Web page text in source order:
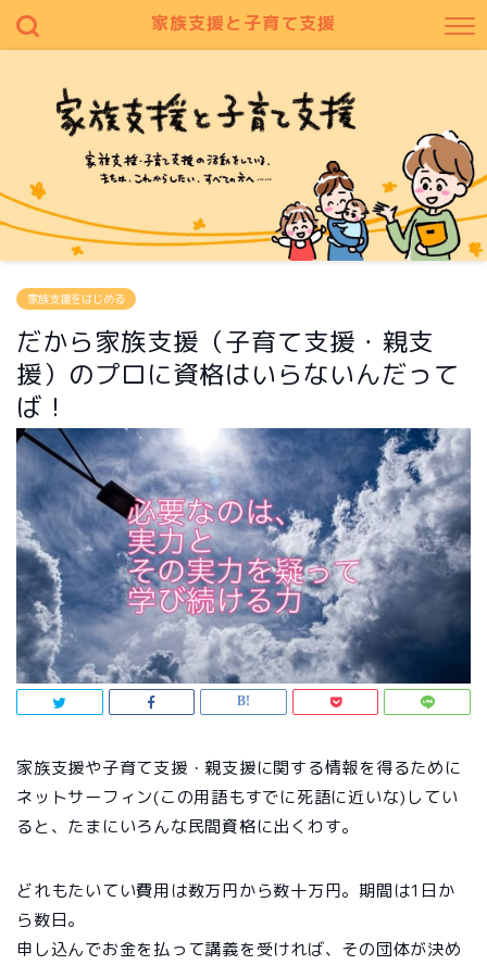
家族支援と子育て支援
家族支援をはじめる
だから家族支援（子育て支援・親支
援）のプロに資格はいらないんだって
ば！
家族支援や子育て支援・親支援に関する情報を得るために
ネットサーフィン(この用語もすでに死語に近いな)してい
ると、たまにいろんな民間資格に出くわす。
どれもたいてい費用は数万円から数十万円。期間は1日か
ら数日。
申し込んでお金を払って講義を受ければ、その団体が決め